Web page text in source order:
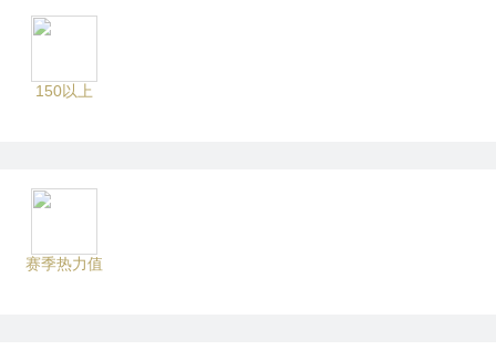
150以上
赛季热力值